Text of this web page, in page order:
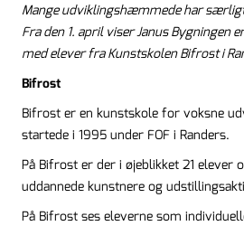
Mange udviklingshæmmede har
Fra den 1. april viser Janus
med elever fra Kunstskolen Bifrost i
Bifrost
Bifrost er en kunstskole for voksne
startede i 1995 under FOF i Randers.
På Bifrost er der i øjeblikket 21
uddannede kunstnere og
På Bifrost ses eleverne som